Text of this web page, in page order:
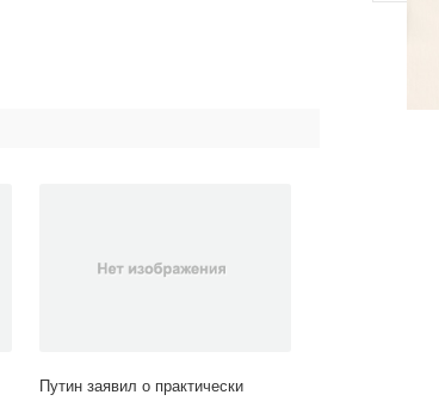
Путин заявил о практически